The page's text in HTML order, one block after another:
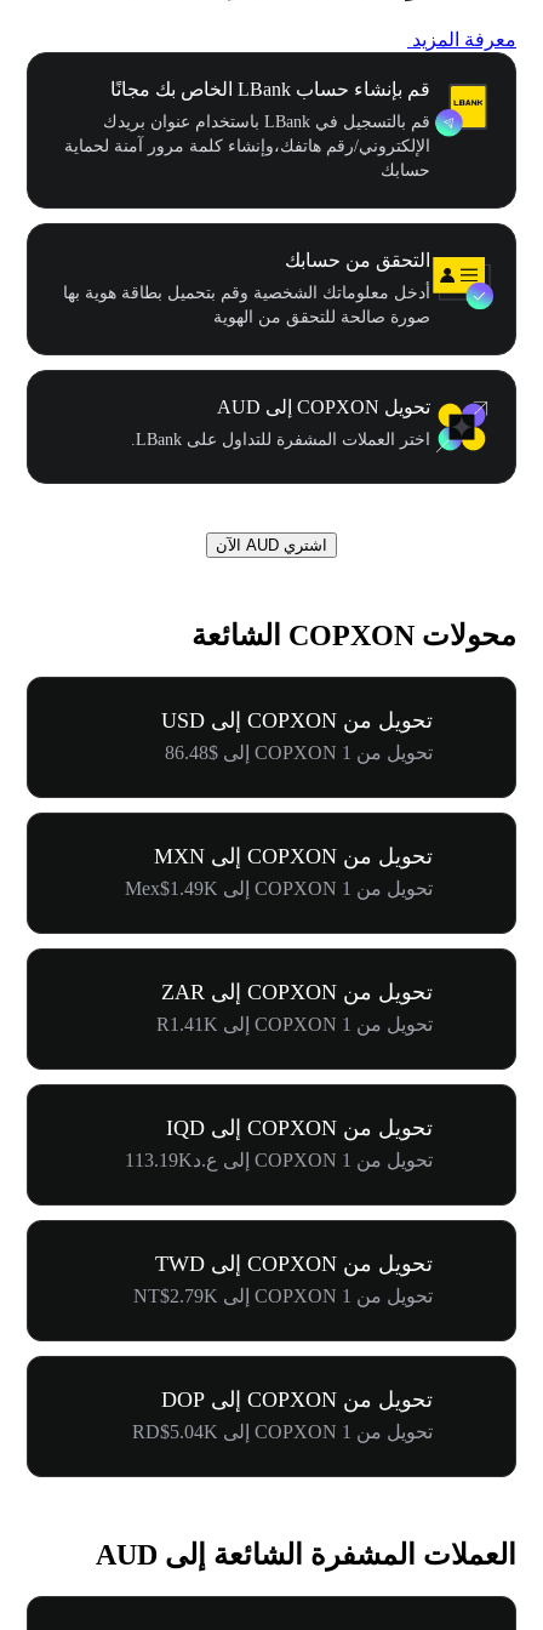
معرفة المزيد
قم بإنشاء حساب LBank الخاص بك مجانًا
قم بالتسجيل في LBank باستخدام عنوان بريدك
الإلكتروني/رقم هاتفك،وإنشاء كلمة مرور آمنة لحماية
حسابك
التحقق من حسابك
أدخل معلوماتك الشخصية وقم بتحميل بطاقة هوية بها
صورة صالحة للتحقق من الهوية
تحويل COPXON إلى AUD
اختر العملات المشفرة للتداول على LBank.
اشتري AUD الآن
محولات COPXON الشائعة
تحويل من COPXON إلى USD
تحويل من 1 COPXON إلى $86.48
تحويل من COPXON إلى MXN
تحويل من 1 COPXON إلى Mex$1.49K
تحويل من COPXON إلى ZAR
تحويل من 1 COPXON إلى R1.41K
تحويل من COPXON إلى IQD
تحويل من 1 COPXON إلى ع.د113.19K
تحويل من COPXON إلى TWD
تحويل من 1 COPXON إلى NT$2.79K
تحويل من COPXON إلى DOP
تحويل من 1 COPXON إلى RD$5.04K
العملات المشفرة الشائعة إلى AUD